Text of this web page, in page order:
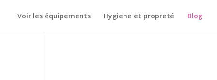
Voir les équipements Hygiene et propreté Blog